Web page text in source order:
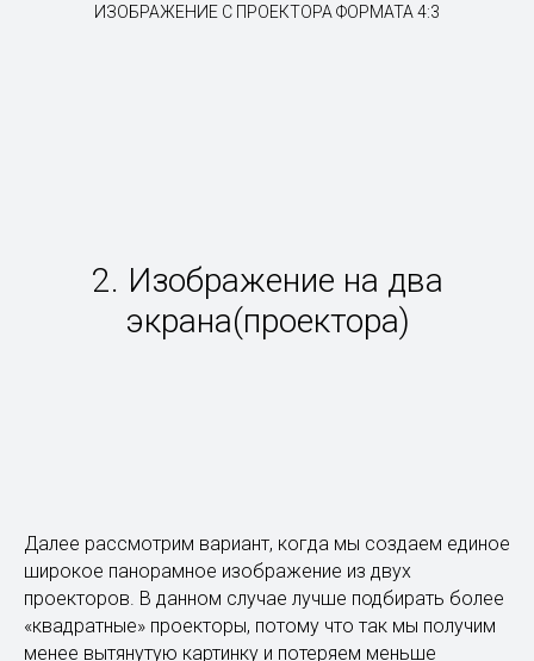
ИЗОБРАЖЕНИЕ С ПРОЕКТОРА ФОРМАТА 4:3
2. Изображение на два
экрана(проектора)
Далее рассмотрим вариант, когда мы создаем единое
широкое панорамное изображение из двух
проекторов. В данном случае лучше подбирать более
«квадратные» проекторы, потому что так мы получим
менее вытянутую картинку и потеряем меньше